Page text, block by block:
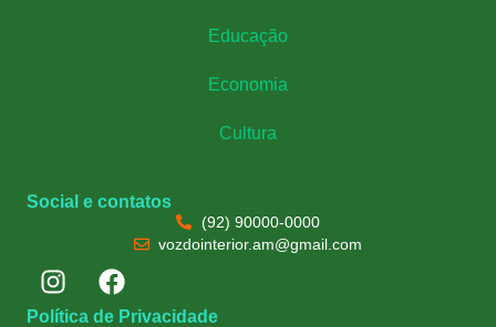
Educação
Economia
Cultura
Social e contatos
(92) 90000-0000
vozdointerior.am@gmail.com
Política de Privacidade